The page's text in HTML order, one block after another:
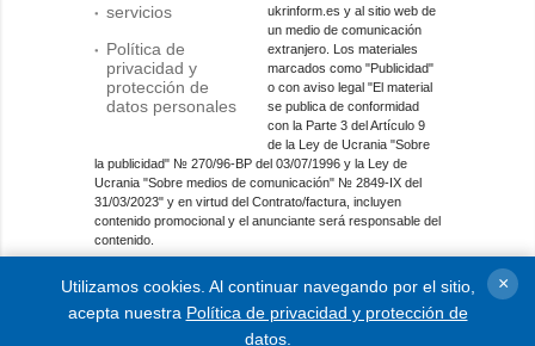
servicios
Política de
privacidad y
protección de
datos personales
ukrinform.es y al sitio web de
un medio de comunicación
extranjero. Los materiales
marcados como "Publicidad"
o con aviso legal "El material
se publica de conformidad
con la Parte 3 del Artículo 9
de la Ley de Ucrania "Sobre
la publicidad" № 270/96-ВР del 03/07/1996 y la Ley de
Ucrania "Sobre medios de comunicación" № 2849-IX del
31/03/2023" y en virtud del Contrato/factura, incluyen
contenido promocional y el anunciante será responsable del
contenido.
Entidad de medios en línea; identificador de medios: R40-
01421.
© 2015-2026 Ukrinform. Todos los derechos reservados.
Utilizamos cookies. Al continuar navegando por el sitio,
acepta nuestra Política de privacidad y protección de
datos.
×